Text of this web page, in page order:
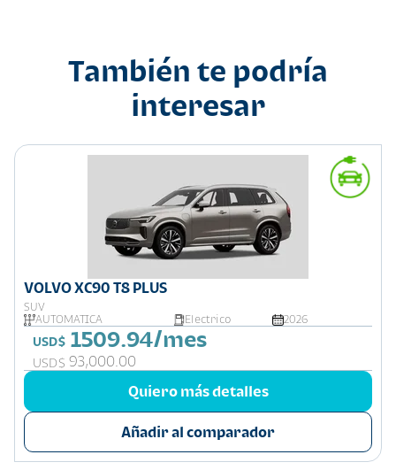
También te podría
interesar
VOLVO XC90 T8 PLUS
SUV
AUTOMATICA
Electrico 2026
USD$ 1509.94/mes
USD$ 93,000.00
Quiero más detalles
Añadir al comparador